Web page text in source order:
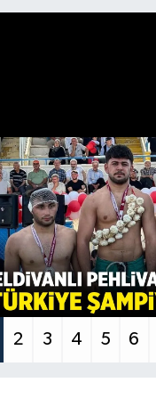
2 3 4 5 6